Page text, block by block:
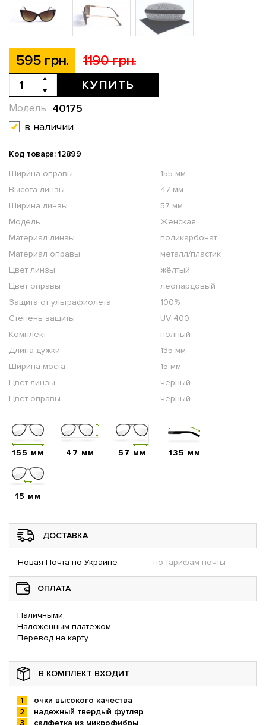
595 грн. 1190 грн.
КУПИТЬ
40175
Модель
в наличии
Код товара: 12899
Ширина оправы
155 мм
Высота линзы
47 мм
Ширина линзы
57 мм
Модель
Женская
Материал линзы
поликарбонат
Материал оправы
металл/пластик
Цвет линзы
жёлтый
Цвет оправы
леопардовый
Защита от ультрафиолета
100%
Степень защиты
UV 400
Комплект
полный
Длина дужки
135 мм
Ширина моста
15 мм
Цвет линзы
чёрный
Цвет оправы
чёрный
155 мм 47 мм 57 мм 135 мм
15 мм
ДОСТАВКА
Новая Почта по Украине по тарифам почты
ОПЛАТА
Наличными,
Наложенным платежом,
Перевод на карту
В КОМПЛЕКТ ВХОДИТ
очки высокого качества
надежный твердый футляр
салфетка из микрофибры